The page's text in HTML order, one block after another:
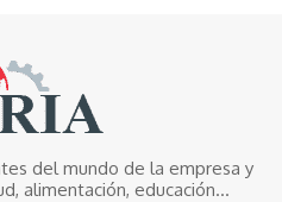
del mundo de la empresa y
alimentación, educación...